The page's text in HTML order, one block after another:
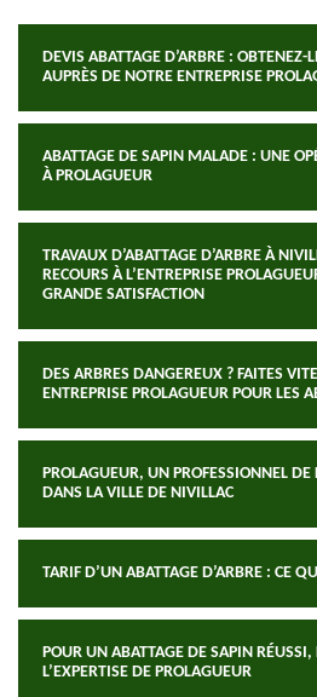
DEVIS ABATTAGE D’ARBRE : OBTENEZ-
AUPRÈS DE NOTRE ENTREPRISE
ABATTAGE DE SAPIN MALADE : UNE
À PROLAGUEUR
TRAVAUX D’ABATTAGE D’ARBRE À
RECOURS À L’ENTREPRISE
GRANDE SATISFACTION
DES ARBRES DANGEREUX ? FAITES
ENTREPRISE PROLAGUEUR POUR LES
PROLAGUEUR, UN PROFESSIONNEL DE
DANS LA VILLE DE NIVILLAC
TARIF D’UN ABATTAGE D’ARBRE : CE
POUR UN ABATTAGE DE SAPIN RÉUSSI,
L’EXPERTISE DE PROLAGUEUR